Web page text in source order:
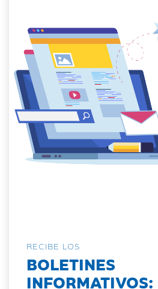
RECIBE LOS
BOLETINES
INFORMATIVOS: